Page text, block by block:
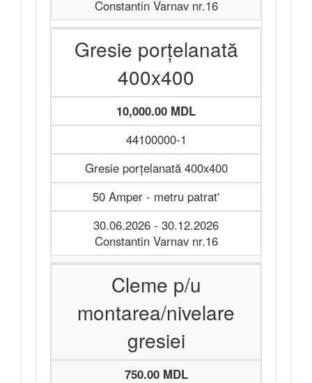
Constantin Varnav nr.16
Gresie porțelanată
400x400
10,000.00 MDL
44100000-1
Gresie porțelanată 400x400
50 Amper - metru patrat'
30.06.2026 - 30.12.2026
Constantin Varnav nr.16
Cleme p/u
montarea/nivelare
gresiei
750.00 MDL